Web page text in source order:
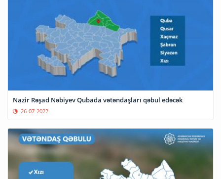
Nazir Rəşad Nəbiyev Qubada vətəndaşları qəbul edəcək
26-07-2022